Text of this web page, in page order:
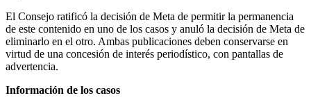
El Consejo ratificó la decisión de Meta de permitir la permanencia
de este contenido en uno de los casos y anuló la decisión de Meta de
eliminarlo en el otro. Ambas publicaciones deben conservarse en
virtud de una concesión de interés periodístico, con pantallas de
advertencia.
Información de los casos